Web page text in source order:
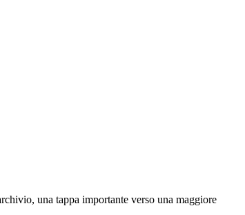
una tappa importante verso una maggiore